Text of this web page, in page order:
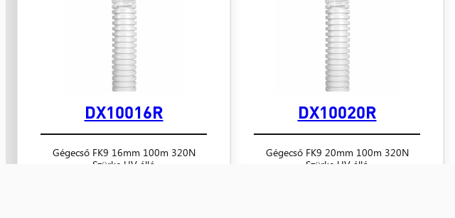
DX10020R
Gégecső FK9 20mm 100m 320N
Szürke UV álló
DX10016R
Gégecső FK9 16mm 100m 320N
Szürke UV álló